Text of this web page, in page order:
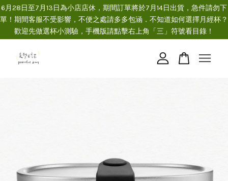
6月28日至7月13日為小店店休，期間訂單將於7月14日出貨，急件請勿下
單！期間客服不受影響，不便之處請多多包涵．不知道如何選擇月經杯？
歡迎先做選杯小測驗，手機版請點擊右上角「三」符號看目錄！
您的購物車目前還是空的。